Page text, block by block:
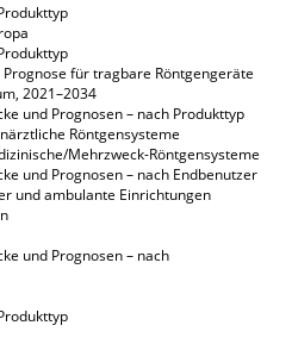
für tragbare Röntgengeräte
2021–2034
und Prognosen – nach Produkttyp
Röntgensysteme
Mehrzweck-Röntgensysteme
und Prognosen – nach Endbenutzer
und ambulante Einrichtungen
und Prognosen – nach